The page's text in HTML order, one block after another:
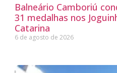
Balneário Camboriú
31 medalhas nos
Catarina
6 de agosto de 2026